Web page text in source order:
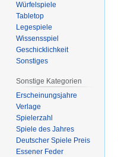
Würfelspiele
Tabletop
Legespiele
Wissensspiel
Geschicklichkeit
Sonstiges
Sonstige Kategorien
Erscheinungsjahre
Verlage
Spielerzahl
Spiele des Jahres
Deutscher Spiele Preis
Essener Feder